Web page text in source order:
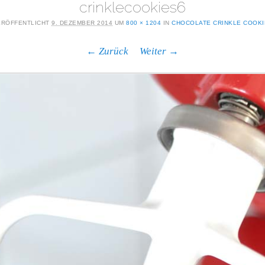
crinklecookies6
9. DEZEMBER 2014 UM 800 × 1204 IN CHOCOLATE CRINKLE
← Zurück Weiter →